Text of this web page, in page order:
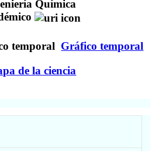
Química
Gráfico temporal
de la ciencia